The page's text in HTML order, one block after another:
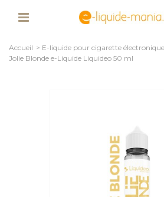
Accueil > E-liquide pour cigarette électronique
Jolie Blonde e-Liquide Liquideo 50 ml